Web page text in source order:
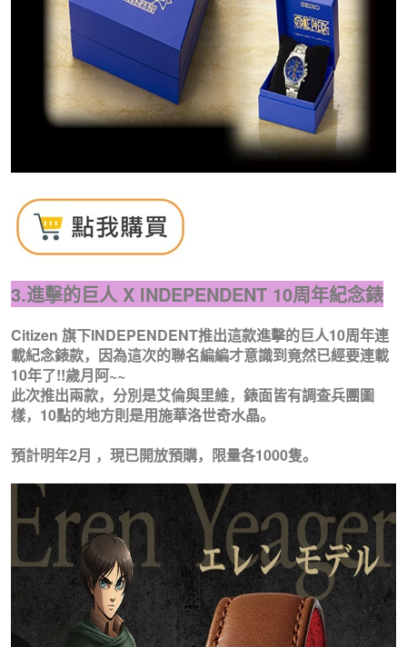
3.進擊的巨人 X INDEPENDENT 10周年紀念錶
Citizen 旗下INDEPENDENT推出這款進擊的巨人10周年連
載紀念錶款，因為這次的聯名編編才意識到竟然已經要連載
10年了!!歲月阿~~
此次推出兩款，分別是艾倫與里維，錶面皆有調查兵團圖
樣，10點的地方則是用施華洛世奇水晶。
預計明年2月 ，現已開放預購，限量各1000隻。